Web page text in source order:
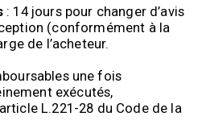
: 14 jours pour changer d’avis
(conformément à la
de l’acheteur.
une fois
exécutés,
L.221-28 du Code de la